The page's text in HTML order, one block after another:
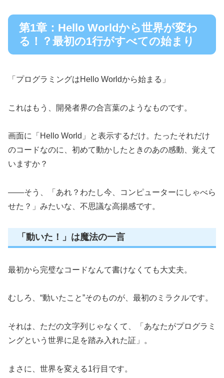
第1章：Hello Worldから世界が変わ
る！？最初の1行がすべての始まり
「プログラミングはHello Worldから始まる」
これはもう、開発者界の合言葉のようなものです。
画面に「Hello World」と表示するだけ。たったそれだけ
のコードなのに、初めて動かしたときのあの感動、覚えて
いますか？
——そう、「あれ？わたし今、コンピューターにしゃべら
せた？」みたいな、不思議な高揚感です。
「動いた！」は魔法の一言
最初から完璧なコードなんて書けなくても大丈夫。
むしろ、“動いたこと”そのものが、最初のミラクルです。
それは、ただの文字列じゃなくて、「あなたがプログラミ
ングという世界に足を踏み入れた証」。
まさに、世界を変える1行目です。